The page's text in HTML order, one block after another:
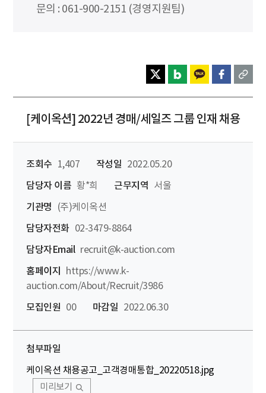
문의 : 061-900-2151 (경영지원팀)
[케이옥션] 2022년 경매/세일즈 그룹 인재 채용
조회수 1,407 작성일
2022.05.20
담당자 이름 황*희 근무지역
서울
기관명
(주)케이옥션
담당자전화 02-3479-8864
담당자Email
recruit@k-auction.com
홈페이지
https://www.k-
auction.com/About/Recruit/3986
모집인원
00 마감일 2022.06.30
첨부파일
케이옥션 채용공고_고객경매통합_20220518.jpg
미리보기